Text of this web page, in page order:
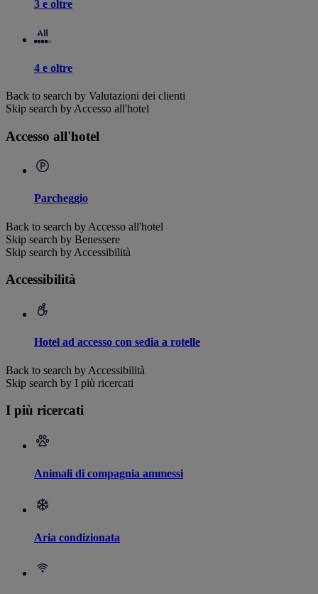
3 e oltre
4 e oltre
Back to search by Valutazioni dei clienti
Skip search by Accesso all'hotel
Accesso all'hotel
Parcheggio
Back to search by Accesso all'hotel
Skip search by Benessere
Skip search by Accessibilità
Accessibilità
Hotel ad accesso con sedia a rotelle
Back to search by Accessibilità
Skip search by I più ricercati
I più ricercati
Animali di compagnia ammessi
Aria condizionata